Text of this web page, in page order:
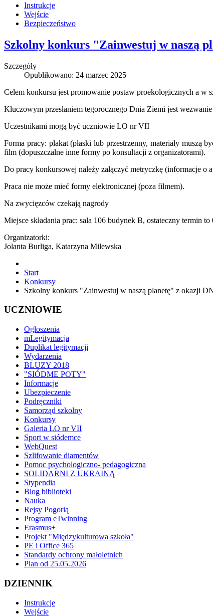
Instrukcje
Wejście
Bezpieczeństwo
Szkolny konkurs "Zainwestuj w naszą
Szczegóły
Opublikowano: 24 marzec 2025
Celem konkursu jest promowanie postaw proekologicznych a w
Kluczowym przesłaniem tegorocznego Dnia Ziemi jest
Uczestnikami mogą być uczniowie LO nr VII
Forma pracy: plakat (płaski lub przestrzenny, materiały muszą
film (dopuszczalne inne formy po konsultacji z organizatorami).
Do pracy konkursowej należy załączyć metryczkę (informacje o
Praca nie może mieć formy elektronicznej (poza filmem).
Na zwycięzców czekają nagrody
Miejsce składania prac: sala 106 budynek B, ostateczny termin to
Organizatorki:
Jolanta Burliga, Katarzyna Milewska
Start
Konkursy
Szkolny konkurs "Zainwestuj w naszą planetę" z okazji
UCZNIOWIE
Ogłoszenia
mLegitymacja
Duplikat legitymacji
Wydarzenia
BLUZY 2018
"SIÓDME POTY"
Informacje
Ubezpieczenie
Podręczniki
Samorząd szkolny
Konkursy
Galeria LO nr VII
Sport w siódemce
WebQuest
Szlifowanie diamentów
Pomoc psychologiczno- pedagogiczna
SOLIDARNI Z UKRAINĄ
Stypendia
Blog biblioteki
Nauka
Rejsy Pogorią
Program eTwinning
Erasmus+
Projekt "Międzykulturowa szkoła"
PE i Office 365
Standardy ochrony małoletnich
Plan od 25.05.2026
DZIENNIK
Instrukcje
Wejście